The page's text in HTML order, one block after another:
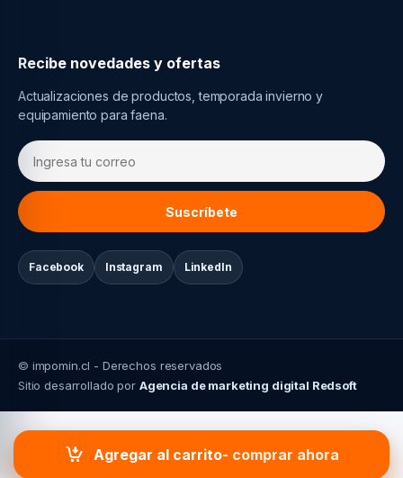
Agregar al carrito
Recibe novedades y ofertas
Actualizaciones de productos, temporada invierno y
equipamiento para faena.
Suscríbete
Facebook Instagram LinkedIn
© impomin.cl - Derechos reservados
Sitio desarrollado por Agencia de marketing digital Redsoft